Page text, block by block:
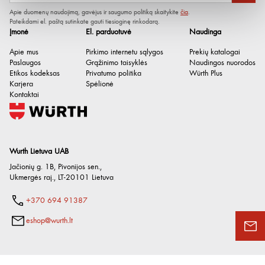
Wurth Lietuva UAB
Jačionių g. 1B, Pivonijos sen.,
Ukmergės raj., LT-20101 Lietuva
+370 694 91387
eshop@wurth.lt
Įmonė
Apie mus
Paslaugos
Etikos kodeksas
Karjera
Kontaktai
El. parduotuvė
Pirkimo internetu sąlygos
Grąžinimo taisyklės
Privatumo politika
Spėlionė
Naudinga
Prekių katalogai
Naudingos nuorodos
Würth Plus
Apie duomenų naudojimą, gavėjus ir saugumo politiką skaitykite čia.
Pateikdami el. paštą sutinkate gauti tiesioginę rinkodarą.